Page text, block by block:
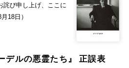
詫び申し上げ、ここに
18日）
デルの悪霊たち』 正誤表